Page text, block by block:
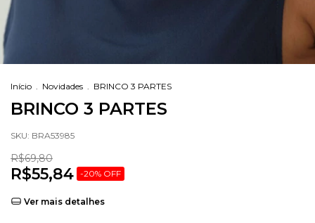
Início Novidades BRINCO 3 PARTES
BRINCO 3 PARTES
SKU: BRA53985
R$69,80
R$55,84 -20% OFF
Ver mais detalhes